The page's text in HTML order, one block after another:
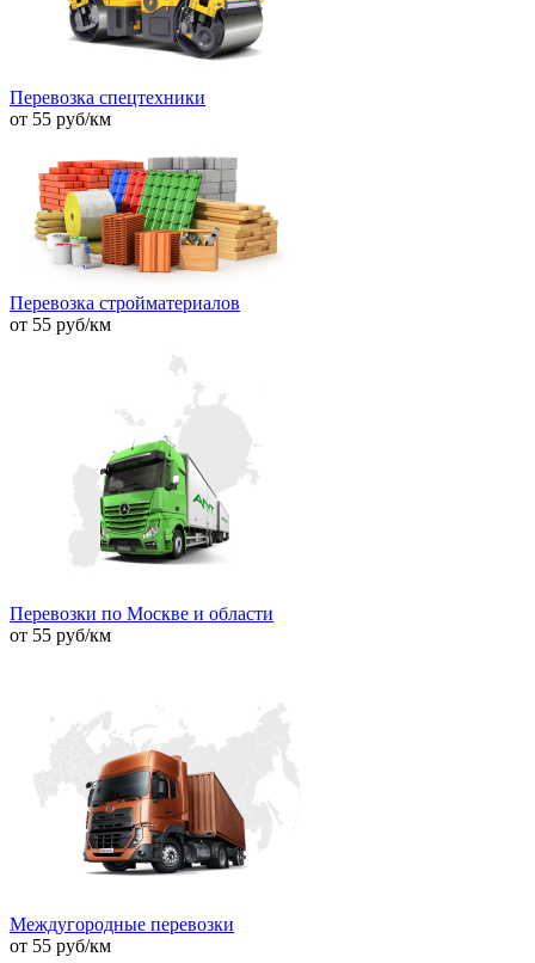
Перевозка спецтехники
от 55 руб/км
Перевозка стройматериалов
от 55 руб/км
Перевозки по Москве и области
от 55 руб/км
Междугородные перевозки
от 55 руб/км